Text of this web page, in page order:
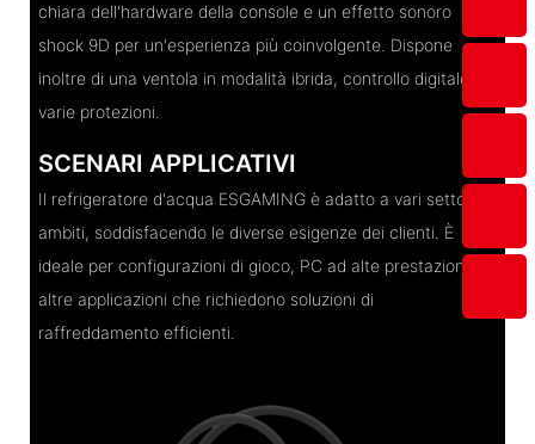
chiara dell'hardware della console e un effetto sonoro
shock 9D per un'esperienza più coinvolgente. Dispone
inoltre di una ventola in modalità ibrida, controllo digitale e
varie protezioni.
SCENARI APPLICATIVI
Il refrigeratore d'acqua ESGAMING è adatto a vari settori e
ambiti, soddisfacendo le diverse esigenze dei clienti. È
ideale per configurazioni di gioco, PC ad alte prestazioni e
altre applicazioni che richiedono soluzioni di
raffreddamento efficienti.